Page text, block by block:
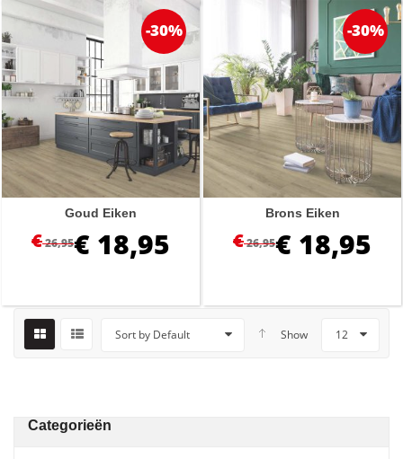
-30%
Goud Eiken
€26,95€ 18,95
-30%
Brons Eiken
€26,95€ 18,95
Sort by Default Show 12
Categorieën